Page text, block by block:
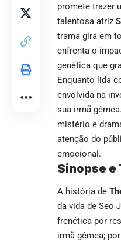
promete trazer
talentosa atriz
trama gira em
enfrenta o
genética que
Enquanto lida
envolvida na
sua irmã
mistério e
atenção do
emocional.
Sinopse e
A história de
da vida de Seo
frenética por
irmã gêmea;